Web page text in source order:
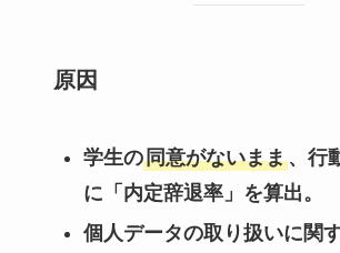
原因
学生の同意がないまま、行
に「内定辞退率」を算出。
個人データの取り扱いに関